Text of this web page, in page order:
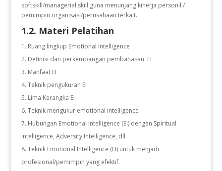
softskill/managerial skill guna menunjang kinerja personil /
pemimpin organisasi/perusahaan terkait.
1.2. Materi Pelatihan
Ruang lingkup Emotional Intelligence
Definisi dan perkembangan pembahasan EI
Manfaat EI
Teknik pengukuran EI
Lima Kerangka EI
Teknik mengukur emotional intelligence
Hubungan Emotional Intelligence (EI) dengan Spiritual
Intelligence, Adversity Intelligence, dll.
Teknik Emotional Intelligence (EI) untuk menjadi
profesional/pemimpin yang efektif.